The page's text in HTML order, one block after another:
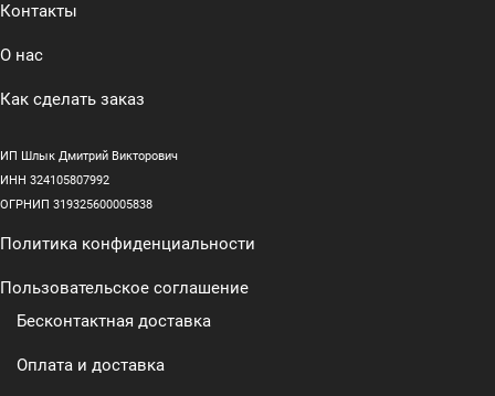
Контакты
О нас
Как сделать заказ
ИП Шлык Дмитрий Викторович
ИНН 324105807992
ОГРНИП 319325600005838
Политика конфиденциальности
Пользовательское соглашение
Бесконтактная доставка
Оплата и доставка